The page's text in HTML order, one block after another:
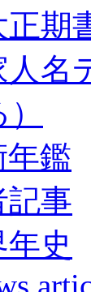
正期
人名
年鑑
記事
史